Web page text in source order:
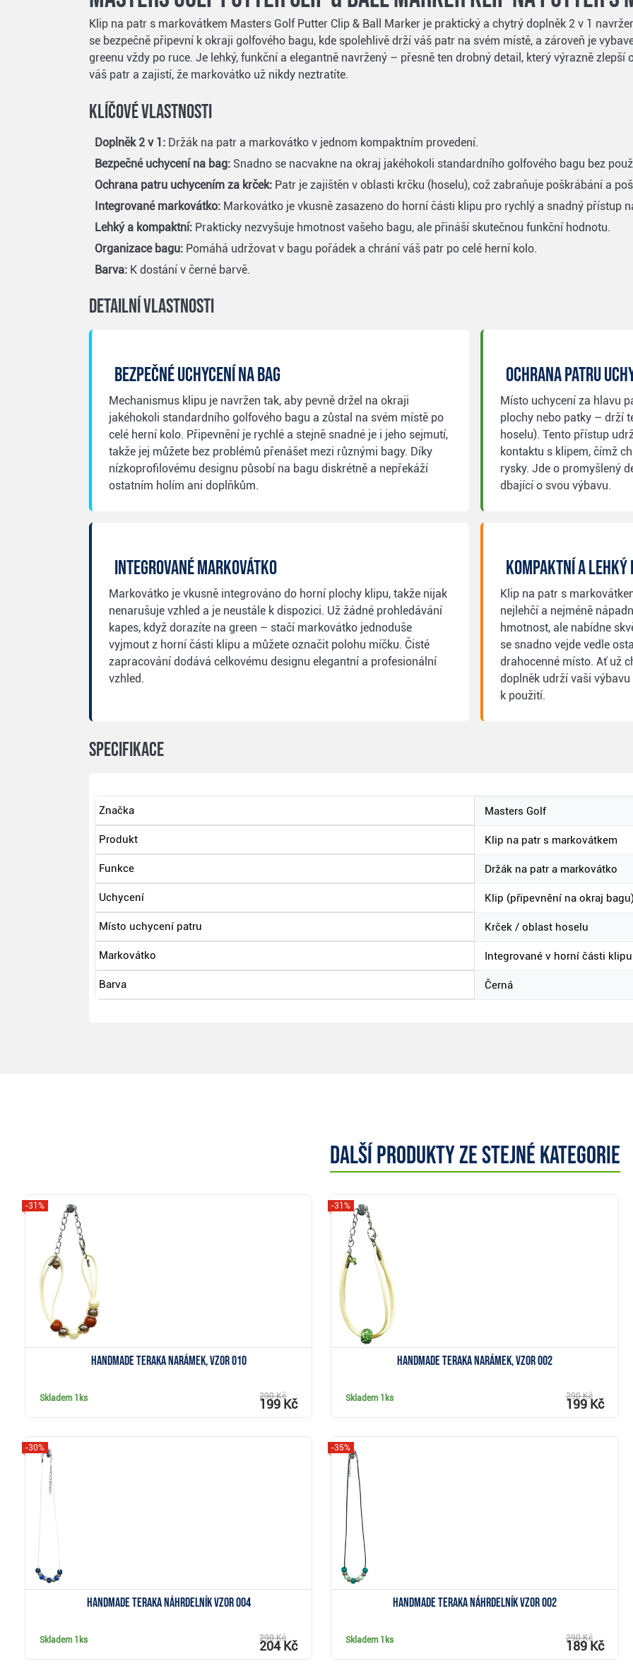
Klip na patr s markovátkem Masters Golf Putter Clip & Ball Marker je praktický a chytrý doplněk 2 v 1
se bezpečně připevní k okraji golfového bagu, kde spolehlivě drží váš patr na svém místě, a zároveň je
greenu vždy po ruce. Je lehký, funkční a elegantně navržený – přesně ten drobný detail, který výrazně
váš patr a zajistí, že markovátko už nikdy neztratíte.
Klíčové vlastnosti
Doplněk 2 v 1: Držák na patr a markovátko v jednom kompaktním provedení.
Bezpečné uchycení na bag: Snadno se nacvakne na okraj jakéhokoli standardního golfového bagu bez
Ochrana patru uchycením za krček: Patr je zajištěn v oblasti krčku (hoselu), což zabraňuje poškrábání a
Integrované markovátko: Markovátko je vkusně zasazeno do horní části klipu pro rychlý a snadný přístup
Lehký a kompaktní: Prakticky nezvyšuje hmotnost vašeho bagu, ale přináší skutečnou funkční hodnotu.
Organizace bagu: Pomáhá udržovat v bagu pořádek a chrání váš patr po celé herní kolo.
Barva: K dostání v černé barvě.
Detailní vlastnosti
Bezpečné uchycení na bag
Mechanismus klipu je navržen tak, aby pevně držel na okraji
jakéhokoli standardního golfového bagu a zůstal na svém místě po
celé herní kolo. Připevnění je rychlé a stejně snadné je i jeho sejmutí,
takže jej můžete bez problémů přenášet mezi různými bagy. Díky
nízkoprofilovému designu působí na bagu diskrétně a nepřekáží
ostatním holím ani doplňkům.
Ochrana patru
Místo uchycení za hlavu
plochy nebo patky – drží
hoselu). Tento přístup
kontaktu s klipem, čímž
rysky. Jde o promyšlený
dbající o svou výbavu.
Integrované markovátko
Markovátko je vkusně integrováno do horní plochy klipu, takže nijak
nenarušuje vzhled a je neustále k dispozici. Už žádné prohledávání
kapes, když dorazíte na green – stačí markovátko jednoduše
vyjmout z horní části klipu a můžete označit polohu míčku. Čisté
zapracování dodává celkovému designu elegantní a profesionální
vzhled.
Kompaktní a lehký
Klip na patr s
nejlehčí a nejméně
hmotnost, ale nabídne
se snadno vejde vedle
drahocenné místo. Ať už
doplněk udrží vaši
k použití.
Specifikace
Značka Masters Golf
Produkt Klip na patr s markovátkem
Funkce Držák na patr a markovátko
Uchycení Klip (připevnění na okraj
Místo uchycení patru Krček / oblast hoselu
Markovátko Integrované v horní části klipu
Barva Černá
Další produkty ze stejné kategorie
Handmade Teraka narámek, vzor 010
-31%
Skladem 1ks 290 Kč
199 Kč
Handmade Teraka narámek, vzor 002
-31%
Skladem 1ks 290 Kč
199 Kč
Handmade Teraka náhrdelník vzor 004
-30%
Skladem 1ks 290 Kč
204 Kč
Handmade Teraka náhrdelník vzor 002
-35%
Skladem 1ks 290 Kč
189 Kč